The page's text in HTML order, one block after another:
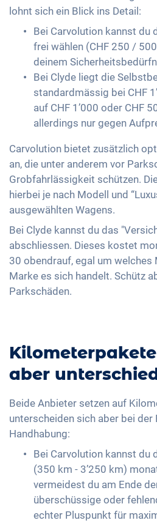
lohnt sich ein Blick ins Detail:
Bei Carvolution kannst du
frei wählen (CHF 250 /
deinem
Bei Clyde liegt die
standardmässig bei CHF
auf CHF 1’000 oder CHF
allerdings nur gegen
Carvolution bietet zusätzlich
an, die unter anderem vor
Grobfahrlässigkeit schützen.
hierbei je nach Modell und
ausgewählten Wagens.
Bei Clyde kannst du das
abschliessen. Dieses kostet
30 obendrauf, egal um
Marke es sich handelt. Schütz
Parkschäden.
aber
Beide Anbieter setzen auf
unterscheiden sich aber bei der
Handhabung:
Bei Carvolution kannst du
(350 km - 3’250 km)
vermeidest du am Ende
überschüssige oder
echter Pluspunkt für